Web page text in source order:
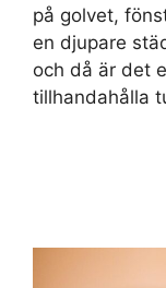
på golvet,
en djupare
och då är det
tillhandahålla